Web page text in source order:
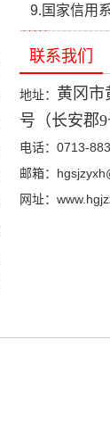
9.国家信用
联系我们
地址： 黄冈市
号（长安郡9
电话：0713-
邮箱：
网址：